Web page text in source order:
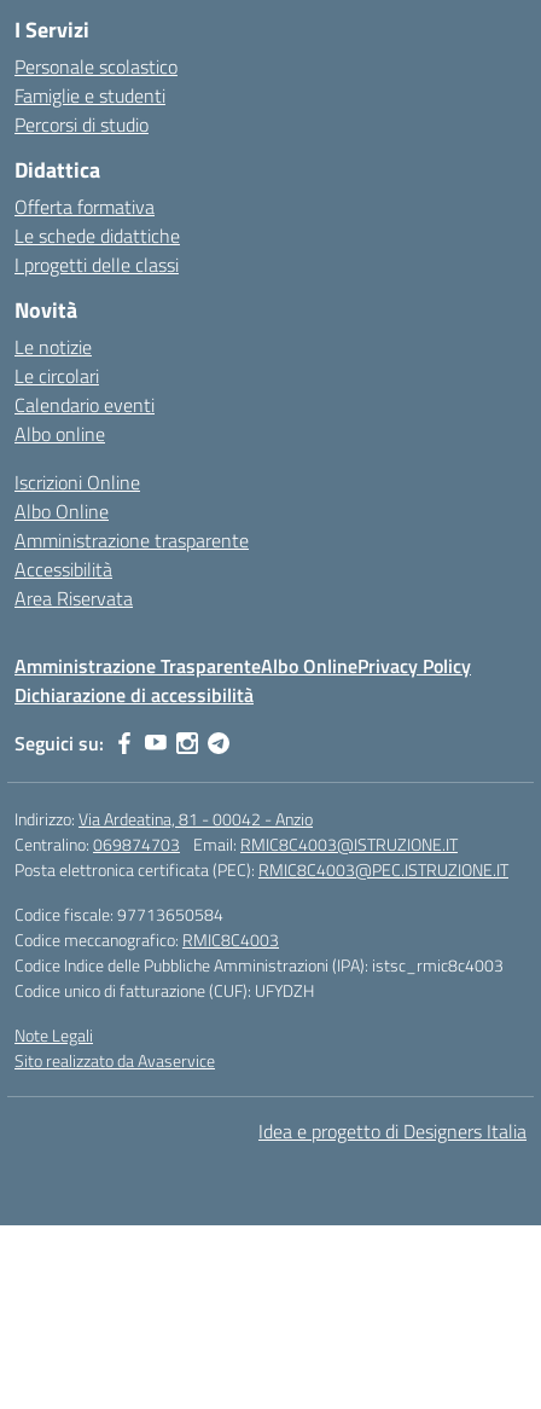
I Servizi
Personale scolastico
Famiglie e studenti
Percorsi di studio
Didattica
Offerta formativa
Le schede didattiche
I progetti delle classi
Novità
Le notizie
Le circolari
Calendario eventi
Albo online
Iscrizioni Online
Albo Online
Amministrazione trasparente
Accessibilità
Area Riservata
Amministrazione TrasparenteAlbo OnlinePrivacy Policy
Dichiarazione di accessibilità
Seguici su:
Indirizzo:Via Ardeatina, 81 - 00042 - Anzio
Centralino:069874703 Email: RMIC8C4003@ISTRUZIONE.IT
Posta elettronica certificata (PEC): RMIC8C4003@PEC.ISTRUZIONE.IT
Codice fiscale: 97713650584
Codice meccanografico: RMIC8C4003
Codice Indice delle Pubbliche Amministrazioni (IPA): istsc_rmic8c4003
Codice unico di fatturazione (CUF): UFYDZH
Note Legali
Sito realizzato da Avaservice
Idea e progetto di Designers Italia